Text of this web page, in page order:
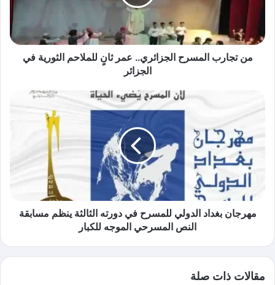
من تجارب المسرح الجزائري.. عمر ثانٍ للملاحم الثورية في
الجزائر
مهرجان بغداد الدولي للمسرح في دورته الثالثة ينظم مسابقة
النص المسرحي الموجه للكبار
مقالات ذات صلة